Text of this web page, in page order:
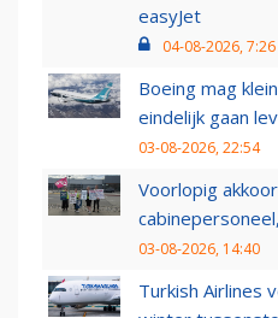
easyJet
04-08-2026, 7:26
Boeing mag
eindelijk gaan
03-08-2026, 22:54
Voorlopig
03-08-2026, 14:40
Turkish Airlines